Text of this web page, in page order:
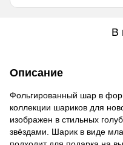
В
Описание
Фольгированный шар в
коллекции шариков для
изображен в стильных
звёздами. Шарик в виде